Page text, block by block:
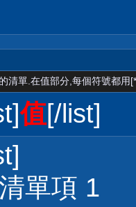
清單.在值部分,每個符號都用
值[/list]
單項 1